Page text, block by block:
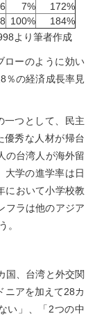
7%
172%
100%
184%
より筆者作成
ーのように効い
％の経済成長率見
つとして、民主
優秀な人材が帰台
の台湾人が海外留
大学の進学率は日
において小学校教
フラは他のアジア
。
国、台湾と外交関
ニアを加えて28カ
い」、「2つの中